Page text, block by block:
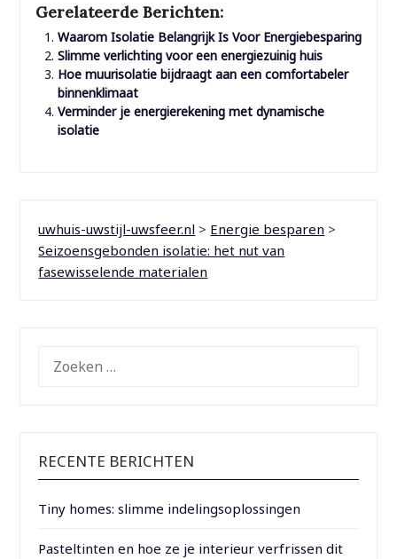
Gerelateerde Berichten:
Waarom Isolatie Belangrijk Is Voor Energiebesparing
Slimme verlichting voor een energiezuinig huis
Hoe muurisolatie bijdraagt aan een comfortabeler
binnenklimaat
Verminder je energierekening met dynamische
isolatie
uwhuis-uwstijl-uwsfeer.nl > Energie besparen >
Seizoensgebonden isolatie: het nut van
fasewisselende materialen
NAAR:
RECENTE BERICHTEN
Tiny homes: slimme indelingsoplossingen
Pasteltinten en hoe ze je interieur verfrissen dit